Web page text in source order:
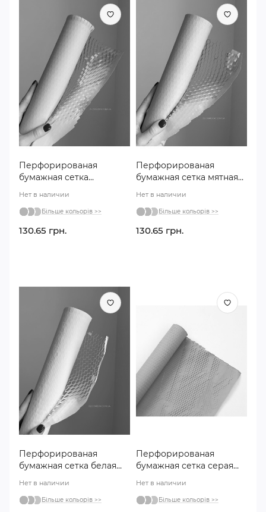
Перфорированая
бумажная сетка
Нет в наличии
Більше кольорів >>
130.65 грн.
Перфорированая
бумажная сетка мятная
Нет в наличии
Більше кольорів >>
130.65 грн.
Перфорированая
бумажная сетка белая
Нет в наличии
Більше кольорів >>
Перфорированая
бумажная сетка серая
Нет в наличии
Більше кольорів >>